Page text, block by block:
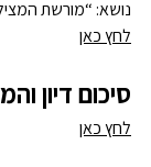
נושא: “מורשת
לחץ כאן
סיכום דיון
לחץ כאן